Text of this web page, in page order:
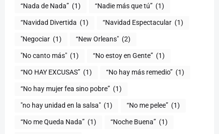
“Nada de Nada” (1) “Nadie más que tú” (1)
“Navidad Divertida (1) “Navidad Espectacular (1)
"Negociar (1) “New Orleans" (2)
"No canto más" (1) “No estoy en Gente” (1)
“NO HAY EXCUSAS” (1) “No hay más remedio” (1)
“No hay mujer fea sino pobre” (1)
"no hay unidad en la salsa" (1) (1)
“No me Queda Nada” (1) “Noche Buena” (1)